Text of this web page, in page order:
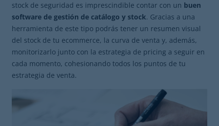
stock de seguridad es imprescindible contar con un buen
software de gestión de catálogo y stock. Gracias a una
herramienta de este tipo podrás tener un resumen visual
del stock de tu ecommerce, la curva de venta y, además,
monitorizarlo junto con la estrategia de pricing a seguir en
cada momento, cohesionando todos los puntos de tu
estrategia de venta.